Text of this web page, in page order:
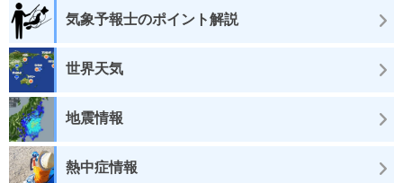
気象予報士のポイント解説
世界天気
地震情報
熱中症情報